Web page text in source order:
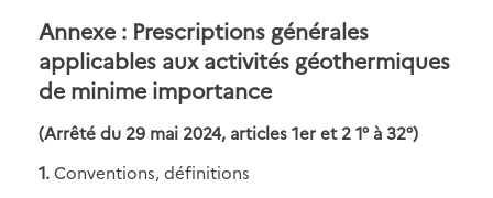
Annexe : Prescriptions générales
applicables aux activités géothermiques
de minime importance
(Arrêté du 29 mai 2024, articles 1er et 2 1° à 32°)
1.Conventions, définitions